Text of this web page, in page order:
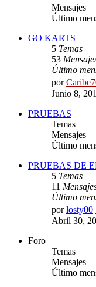
Mensajes
Último
GO KARTS
5 Temas
53
Último
por
Junio 8,
PRUEBAS
Temas
Mensajes
Último
PRUEBAS DE
5 Temas
11
Último
porlosty00
Abril 30,
Foro
Temas
Mensajes
Último